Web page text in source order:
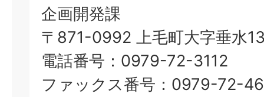
企画開発課
〒871-0992 上毛町大字垂水
電話番号：0979-72-3112
ファックス番号：0979-72-